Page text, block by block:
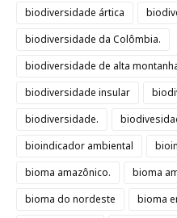
biodiversidade ártica
biodiversidade da Colômbia.
biodiversidade de alta
biodiversidade insular
biodiversidade.
bioindicador ambiental
bioma amazônico.
bioma
bioma do nordeste
bioma